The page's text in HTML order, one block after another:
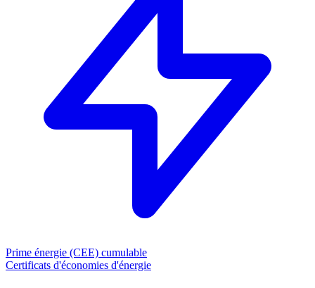
Prime énergie (CEE) cumulable
Certificats d'économies d'énergie